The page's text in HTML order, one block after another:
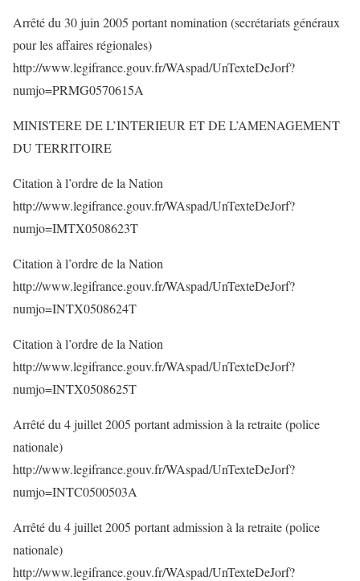
Arrêté du 30 juin 2005 portant nomination (secrétariats généraux
pour les affaires régionales)
http://www.legifrance.gouv.fr/WAspad/UnTexteDeJorf?
numjo=PRMG0570615A
MINISTERE DE L’INTERIEUR ET DE L’AMENAGEMENT
DU TERRITOIRE
Citation à l’ordre de la Nation
http://www.legifrance.gouv.fr/WAspad/UnTexteDeJorf?
numjo=IMTX0508623T
Citation à l’ordre de la Nation
http://www.legifrance.gouv.fr/WAspad/UnTexteDeJorf?
numjo=INTX0508624T
Citation à l’ordre de la Nation
http://www.legifrance.gouv.fr/WAspad/UnTexteDeJorf?
numjo=INTX0508625T
Arrêté du 4 juillet 2005 portant admission à la retraite (police
nationale)
http://www.legifrance.gouv.fr/WAspad/UnTexteDeJorf?
numjo=INTC0500503A
Arrêté du 4 juillet 2005 portant admission à la retraite (police
nationale)
http://www.legifrance.gouv.fr/WAspad/UnTexteDeJorf?